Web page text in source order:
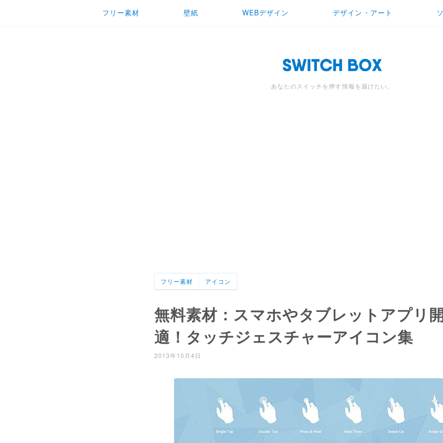
フリー素材 壁紙 WEBデザイン デザイン・アート
あなたのスイッチを押す情報を届けたい。
フリー素材 アイコン
無料素材：スマホやタブレットアプリ
適！タッチジェスチャーアイコン集
2013年10月4日